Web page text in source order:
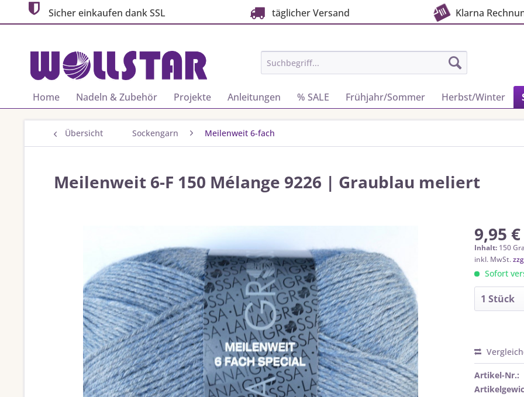
Sicher einkaufen dank SSL täglicher Versand Klarna
Home Nadeln & Zubehör Projekte Anleitungen % SALE Frühjahr/Sommer Herbst/Winter
Übersicht Sockengarn Meilenweit 6-fach
Meilenweit 6-F 150 Mélange 9226 | Graublau meliert
9,95
Inhalt: 150
inkl. MwSt.
Sofort
Artikel-Nr.: